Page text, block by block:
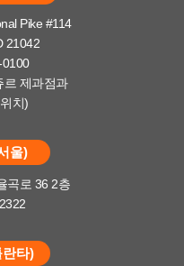
Pike #114
21042
0100
르 제과점과
치)
울)
곡로 36 2층
란타)